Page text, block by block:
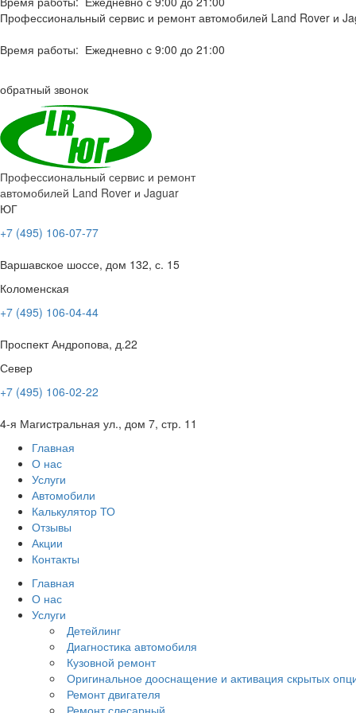
Профессиональный сервис и ремонт автомобилей Land Rover и
Время работы: Ежедневно с 9:00 до 21:00
обратный звонок
Профессиональный сервис и ремонт
автомобилей Land Rover и Jaguar
ЮГ
+7 (495) 106-07-77
Варшавское шоссе, дом 132, с. 15
Коломенская
+7 (495) 106-04-44
Проспект Андропова, д.22
Север
+7 (495) 106-02-22
4-я Магистральная ул., дом 7, стр. 11
Главная
О нас
Услуги
Автомобили
Калькулятор ТО
Отзывы
Акции
Контакты
Главная
О нас
Услуги
Детейлинг
Диагностика автомобиля
Кузовной ремонт
Оригинальное дооснащение и активация скрытых
Ремонт двигателя
Ремонт слесарный